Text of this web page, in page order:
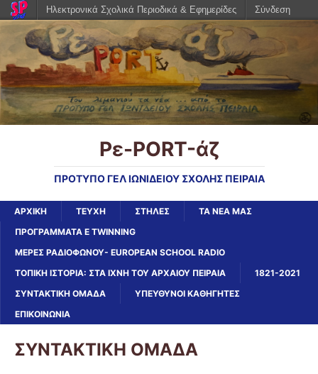
Ρε-PORT-άζ
ΠΡΟΤΥΠΟ ΓΕΛ ΙΩΝΙΔΕΙΟΥ ΣΧΟΛΗΣ ΠΕΙΡΑΙΑ
ΑΡΧΙΚΉ ΤΕΥΧΗ ΣΤΗΛΕΣ
ΤΑ ΝΕΑ ΜΑΣ
ΠΡΟΓΡΑΜΜΑΤΑ E TWINNING
ΜΕΡΕΣ ΡΑΔΙΟΦΩΝΟΥ- EUROPEAN SCHOOL RADIO
ΤΟΠΙΚΗ ΙΣΤΟΡΙΑ: ΣΤΑ ΙΧΝΗ ΤΟΥ ΑΡΧΑΙΟΥ ΠΕΙΡΑΙΑ
1821-2021
ΣΥΝΤΑΚΤΙΚΗ ΟΜΑΔΑ
ΥΠΕΥΘΥΝΟΙ ΚΑΘΗΓΗΤΕΣ
ΕΠΙΚΟΙΝΩΝΙΑ
ΣΥΝΤΑΚΤΙΚΗ ΟΜΑΔΑ
Ηλεκτρονικά Σχολικά Περιοδικά & Εφημερίδες Σύνδεση